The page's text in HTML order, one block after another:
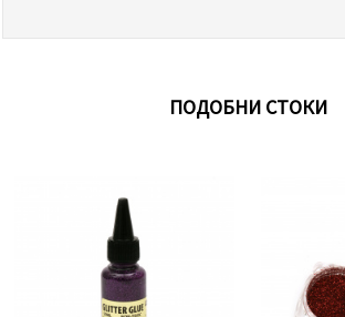
ПОДОБНИ СТОКИ